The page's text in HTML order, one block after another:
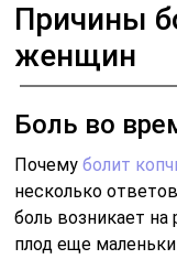
Причины
женщин
Боль во
Почемуболит
несколько
боль возникает на
плод еще